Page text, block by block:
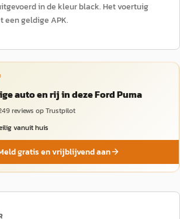
in de kleur black. Het voertuig
een geldige APK.
auto en rij in deze Ford Puma
reviews op Trustpilot
vanuit huis
gratis en vrijblijvend aan